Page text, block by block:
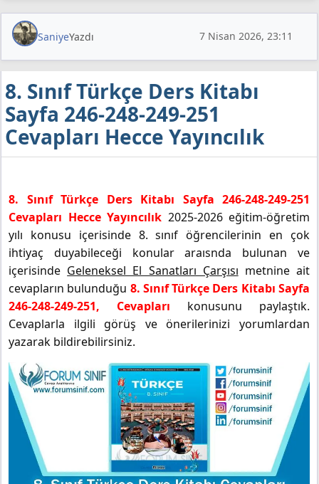
SaniyeYazdı 7 Nisan 2026, 23:11
8. Sınıf Türkçe Ders Kitabı
Sayfa 246-248-249-251
Cevapları Hecce Yayıncılık
8. Sınıf Türkçe Ders Kitabı Sayfa 246-248-249-251
Cevapları Hecce Yayıncılık 2025-2026 eğitim-öğretim
yılı konusu içerisinde 8. sınıf öğrencilerinin en çok
ihtiyaç duyabileceği konular araısnda bulunan ve
içerisinde Geleneksel El Sanatları Çarşısı metnine ait
cevapların bulunduğu 8. Sınıf Türkçe Ders Kitabı Sayfa
246-248-249-251, Cevapları konusunu paylaştık.
Cevaplarla ilgili görüş ve önerilerinizi yorumlardan
yazarak bildirebilirsiniz.